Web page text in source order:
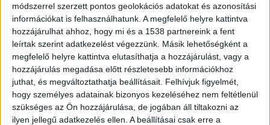
módszerrel szerzett pontos geolokációs adatokat és azonosítási
információkat is felhasználhatunk. A megfelelő helyre kattintva
hozzájárulhat ahhoz, hogy mi és a 1538 partnereink a fent
leírtak szerint adatkezelést végezzünk. Másik lehetőségként a
megfelelő helyre kattintva elutasíthatja a hozzájárulást, vagy a
hozzájárulás megadása előtt részletesebb információkhoz
juthat, és megváltoztathatja beállításait. Felhívjuk figyelmét,
hogy személyes adatainak bizonyos kezeléséhez nem feltétlenül
szükséges az Ön hozzájárulása, de jogában áll tiltakozni az
ilyen jellegű adatkezelés ellen. A beállításai csak erre a
EZ IS ÉRDEKELHET
Első ízben észlelnek tengeriszivacs-
fehéredést Új-Zélandon
HOZZÁSZÓLÁS KÜLDÉSE